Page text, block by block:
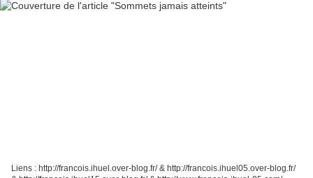
Liens : http://francois.ihuel.over-blog.fr/ & http://francois.ihuel05.over-blog.fr/